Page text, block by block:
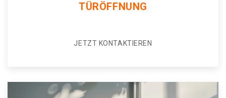
TÜRÖFFNUNG
JETZT KONTAKTIEREN